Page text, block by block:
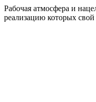
Рабочая атмосфера и
реализацию которых